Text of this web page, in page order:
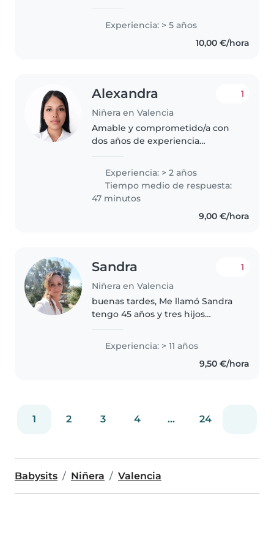
Experienced parent con pasión
por la decoración,manualidades
y ayudar con los deberes. Manejo
Experiencia: > 5 años
10,00 €/hora
Alexandra
Niñera en Valencia
1
Amable y comprometido/a con
dos años de experiencia
niños con necesidades
especiales . Dominio del español.
Disfruto de manualidades,
música y ayudando..
Experiencia: > 2 años
Tiempo medio de respuesta:
47 minutos
9,00 €/hora
Sandra
Niñera en Valencia
1
buenas tardes, Me llamó Sandra
tengo 45 años y tres hijos
16,y mi pequeña de 12 años. Estoy
felizmente casada . Soy bilingüe
Experiencia: > 11 años
9,50 €/hora
1 2 3 4 ... 24
Babysits Niñera Valencia